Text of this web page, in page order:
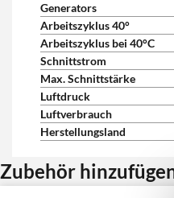
Generators
Arbeitszyklus 40°
Arbeitszyklus bei 40°C
Schnittstrom
Max. Schnittstärke
Luftdruck
Luftverbrauch
Herstellungsland
Zubehör